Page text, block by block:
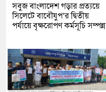
সবুজ বাংলাদেশ গড়ার প্রত্যয়ে
সিলেটে বাবৌযুপ’র দ্বিতীয়
পর্যায়ে বৃক্ষরোপণ কর্মসূচি সম্পন্ন